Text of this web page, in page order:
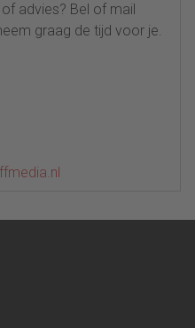
advies? Bel of mail
graag de tijd voor je.